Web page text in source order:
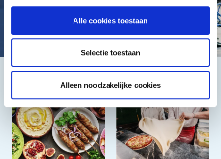
Alle cookies toestaan
Selectie toestaan
Alleen noodzakelijke cookies
Het beste, de goedkoopste